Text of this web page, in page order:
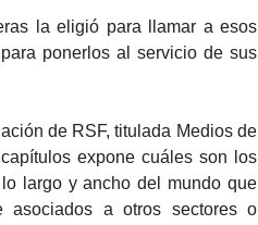
la eligió para llamar a esos
ponerlos al servicio de sus
de RSF, titulada Medios de
expone cuáles son los
largo y ancho del mundo que
asociados a otros sectores o